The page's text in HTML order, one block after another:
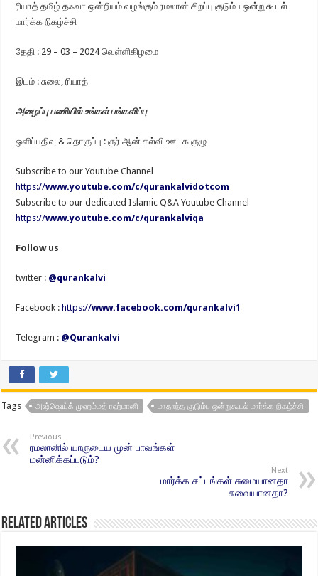
ரியாத் தமிழ் தஃவா ஒன்றியம் வழங்கும் ரமலான் சிறப்பு குடும்ப ஒன்றுகூடல்
மார்க்க நிகழ்ச்சி
தேதி : 29 – 03 – 2024 வெள்ளிகிழமை
இடம் : சுலை, ரியாத்
அழைப்பு பணியில் உங்கள் பங்களிப்பு
ஒளிப்பதிவு & தொகுப்பு : குர் ஆன் கல்வி ஊடக குழு
Subscribe to our Youtube Channel
https://www.youtube.com/c/qurankalvidotcom
Subscribe to our dedicated Islamic Q&A Youtube Channel
https://www.youtube.com/c/qurankalviqa
Follow us
twitter : @qurankalvi
Facebook : https://www.facebook.com/qurankalvi1
Telegram : @Qurankalvi
Tags அஷ்ஷெய்க் முஹம்மத் ரஹ்மானி மாதாந்த குடும்ப ஒன்றுகூடல் மார்க்க நிகழ்ச்சி
Previous
ரமலானில் யாருடைய முன் பாவங்கள்
மன்னிக்கப்படும்?
Next
மார்க்க சட்டங்கள் சுமையானதா
சுவையானதா?
Related Articles